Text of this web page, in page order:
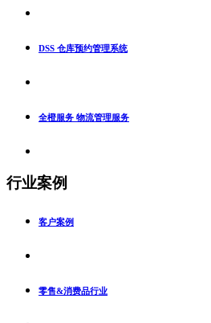
DSS 仓库预约管理系统
全橙服务 物流管理服务
行业案例
客户案例
零售&消费品行业